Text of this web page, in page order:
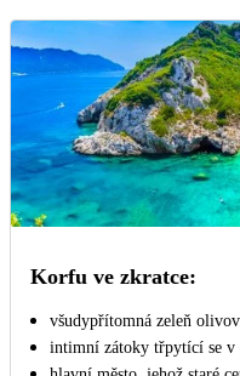
Korfu ve zkratce:
všudypřítomná zeleň
intimní zátoky třpytící se v